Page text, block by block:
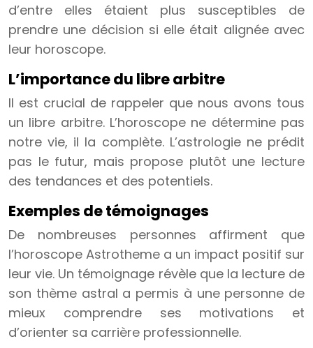
d’entre elles étaient plus susceptibles de
prendre une décision si elle était alignée avec
leur horoscope.
L’importance du libre arbitre
Il est crucial de rappeler que nous avons tous
un libre arbitre. L’horoscope ne détermine pas
notre vie, il la complète. L’astrologie ne prédit
pas le futur, mais propose plutôt une lecture
des tendances et des potentiels.
Exemples de témoignages
De nombreuses personnes affirment que
l’horoscope Astrotheme a un impact positif sur
leur vie. Un témoignage révèle que la lecture de
son thème astral a permis à une personne de
mieux comprendre ses motivations et
d’orienter sa carrière professionnelle.